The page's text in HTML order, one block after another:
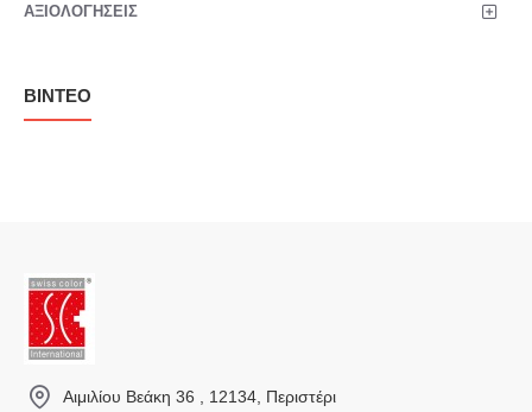
ΑΞΙΟΛΟΓΉΣΕΙΣ
ΒΊΝΤΕΟ
Αιμιλίου Βεάκη 36 , 12134, Περιστέρι